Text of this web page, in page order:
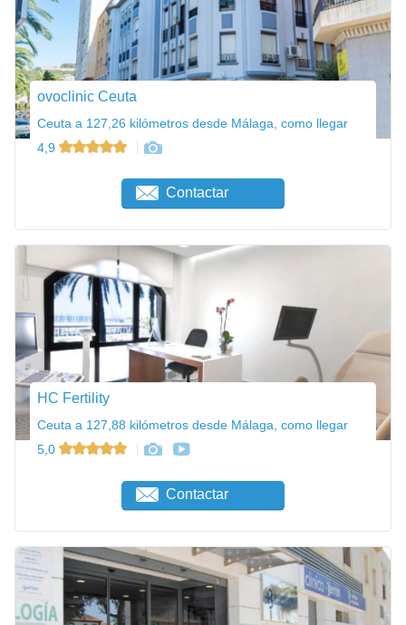
ovoclinic Ceuta
Ceuta a 127,26 kilómetros desde Málaga, como llegar
4,9
Contactar
HC Fertility
Ceuta a 127,88 kilómetros desde Málaga, como llegar
5,0
Contactar